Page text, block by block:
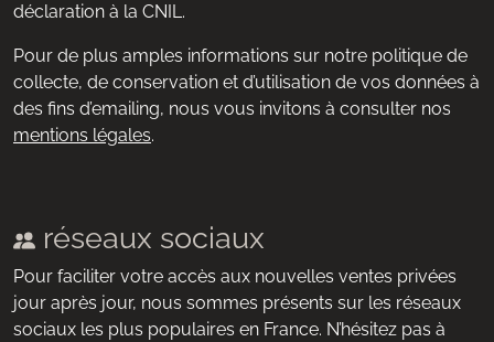
déclaration à la CNIL.
Pour de plus amples informations sur notre politique de
collecte, de conservation et d’utilisation de vos données à
des fins d’emailing, nous vous invitons à consulter nos
mentions légales.
réseaux sociaux
Pour faciliter votre accès aux nouvelles ventes privées
jour après jour, nous sommes présents sur les réseaux
sociaux les plus populaires en France. N’hésitez pas à